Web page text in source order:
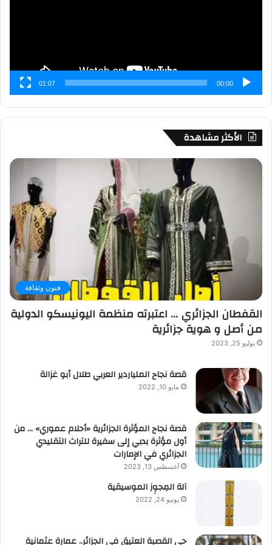
00:00
01:07
الأكثر مشاهدة
فنون وثقافة
القفطان الجزائري … اعتبرته منظمة اليونيسكو الدولية
من أصل و هوية جزائرية
يوليو 25, 2023
قصة نجاح الملياردير العربي طلال أبو غزالة
مايو 10, 2022
قصة نجاح المؤثرة الجزائرية «أحلام عموري» … من
أول مؤثرة بدبي إلى سفيرة للتراث التقليدي
الجزائري في الإمارات
أغسطس 13, 2023
آلة المِجوِز الموسيقية‎‎
يونيو 24, 2022
حي القصبة العتيق في الجزائر.. عمارة عثمانية